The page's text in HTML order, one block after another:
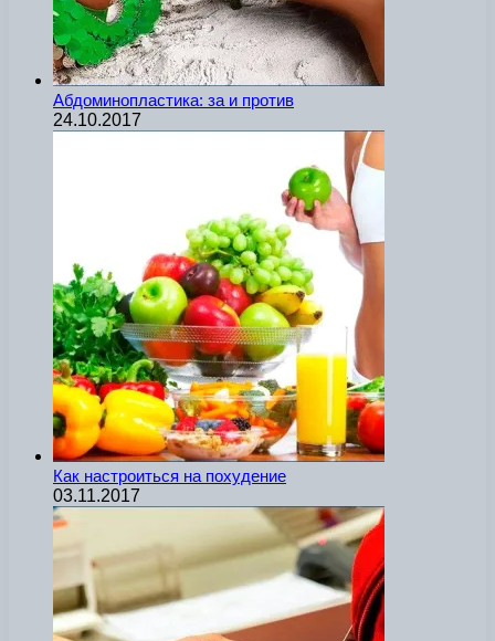
Абдоминопластика: за и против
24.10.2017
Как настроиться на похудение
03.11.2017